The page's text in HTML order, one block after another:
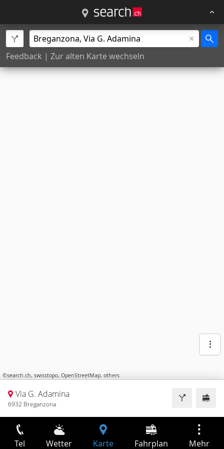
Feedback | Zur alten Karte wechseln
©search.ch, swisstopo, OpenStreetMap, others
Via G. Adamina
6932 Breganzona
Tel Wetter Karte Fahrplan Mehr